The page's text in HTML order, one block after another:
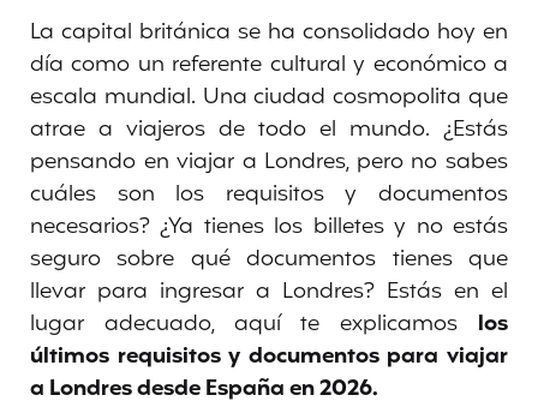
La capital británica se ha consolidado hoy en
día como un referente cultural y económico a
escala mundial. Una ciudad cosmopolita que
atrae a viajeros de todo el mundo. ¿Estás
pensando en viajar a Londres, pero no sabes
cuáles son los requisitos y documentos
necesarios? ¿Ya tienes los billetes y no estás
seguro sobre qué documentos tienes que
llevar para ingresar a Londres? Estás en el
lugar adecuado, aquí te explicamos los
últimos requisitos y documentos para viajar
a Londres desde España en 2026.